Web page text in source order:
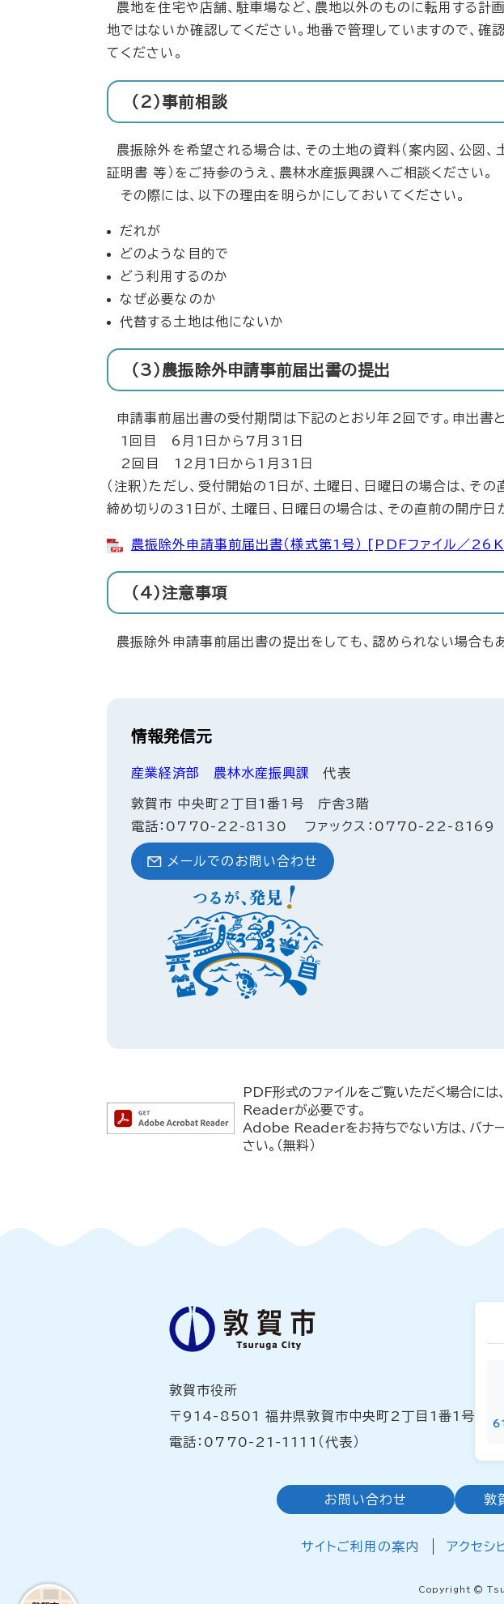
農地を住宅や店舗、駐車場など、農地以外のものに転用する計
地ではないか確認してください。地番で管理していますので、確
てください。
（2）事前相談
農振除外を希望される場合は、その土地の資料（案内図、公図
証明書 等）をご持参のうえ、農林水産振興課へご相談ください。
その際には、以下の理由を明らかにしておいてください。
だれが
どのような目的で
どう利用するのか
なぜ必要なのか
代替する土地は他にないか
（3）農振除外申請事前届出書の提出
申請事前届出書の受付期間は下記のとおり年2回です。申出書
1回目 6月1日から7月31日
2回目 12月1日から1月31日
（注釈）ただし、受付開始の1日が、土曜日、日曜日の場合は、そ
締め切りの31日が、土曜日、日曜日の場合は、その直前の開庁日
農振除外申請事前届出書（様式第1号） [PDFファイル／
（4）注意事項
農振除外申請事前届出書の提出をしても、認められない場合も
情報発信元
産業経済部 農林水産振興課 代表
敦賀市 中央町2丁目1番1号 庁舎3階
電話：0770-22-8130
ファックス：0770-22-8169
メールでのお問い合わせ
PDF形式のファイルをご覧いただく場合に
Readerが必要です。
Adobe Readerをお持ちでない方は、バナー
さい。（無料）
敦賀市役所
〒914-8501 福井県敦賀市中央町2丁目1番1号
電話：0770-21-1111（代表）
お問い合わせ 敦
サイトご利用の案内 アクセシ
Copyright ©